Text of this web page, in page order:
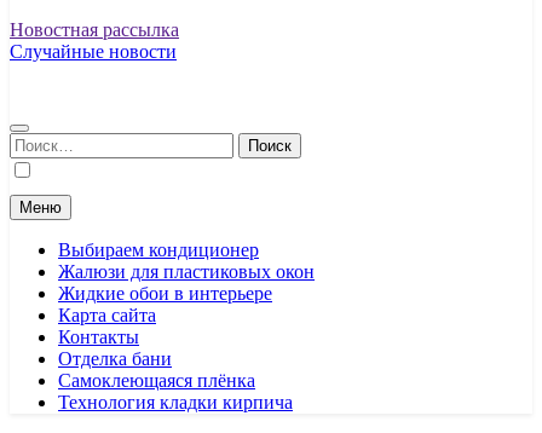
Новостная рассылка
Случайные новости
Найти:
Меню
Выбираем кондиционер
Жалюзи для пластиковых окон
Жидкие обои в интерьере
Карта сайта
Контакты
Отделка бани
Самоклеющаяся плёнка
Технология кладки кирпича